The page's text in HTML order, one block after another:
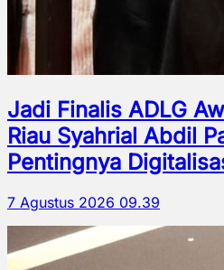
Jadi Finalis ADLG
Riau Syahrial Abdil
Pentingnya
7 Agustus 2026 09.39